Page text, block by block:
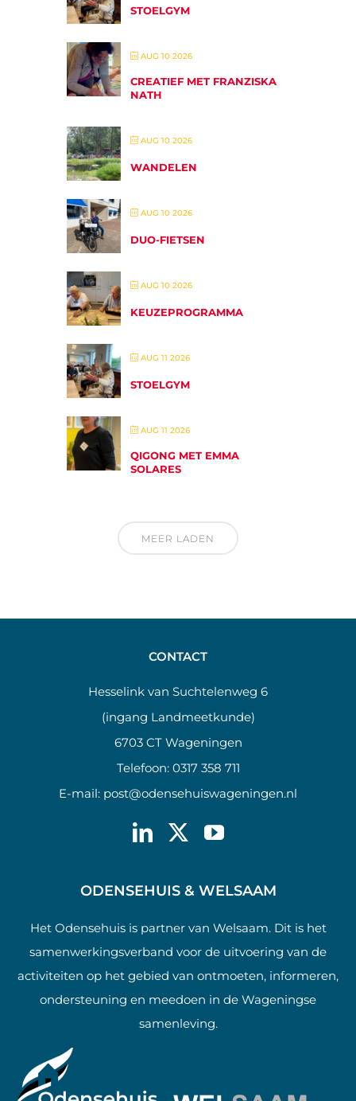
STOELGYM
AUG 10 2026
CREATIEF MET FRANZISKA
NATH
AUG 10 2026
WANDELEN
AUG 10 2026
DUO-FIETSEN
AUG 10 2026
KEUZEPROGRAMMA
AUG 11 2026
STOELGYM
AUG 11 2026
QIGONG MET EMMA
SOLARES
MEER LADEN
CONTACT
Hesselink van Suchtelenweg 6
(ingang Landmeetkunde)
6703 CT Wageningen
Telefoon: 0317 358 711
E-mail: post@odensehuiswageningen.nl
ODENSEHUIS & WELSAAM
Het Odensehuis is partner van Welsaam. Dit is het
samenwerkingsverband voor de uitvoering van de
activiteiten op het gebied van ontmoeten, informeren,
ondersteuning en meedoen in de Wageningse
samenleving.